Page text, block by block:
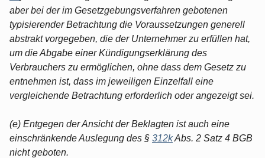
aber bei der im Gesetzgebungsverfahren gebotenen
typisierender Betrachtung die Voraussetzungen generell
abstrakt vorgegeben, die der Unternehmer zu erfüllen hat,
um die Abgabe einer Kündigungserklärung des
Verbrauchers zu ermöglichen, ohne dass dem Gesetz zu
entnehmen ist, dass im jeweiligen Einzelfall eine
vergleichende Betrachtung erforderlich oder angezeigt sei.
(e) Entgegen der Ansicht der Beklagten ist auch eine
einschränkende Auslegung des § 312kAbs. 2 Satz 4 BGB
nicht geboten.